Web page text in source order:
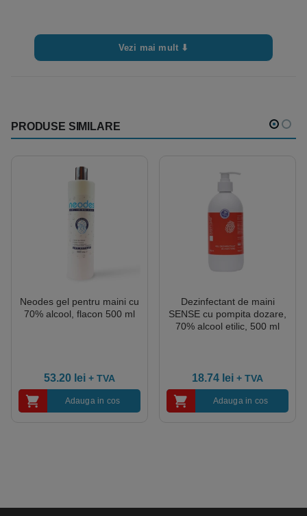
Vezi mai mult ⬇
PRODUSE SIMILARE
Neodes gel pentru maini cu
70% alcool, flacon 500 ml
53.20 lei + TVA
Adauga in cos
Dezinfectant de maini
SENSE cu pompita dozare,
70% alcool etilic, 500 ml
18.74 lei + TVA
Adauga in cos